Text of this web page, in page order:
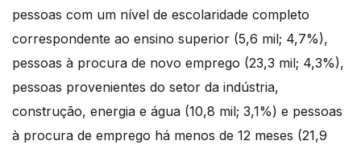
pessoas com um nível de escolaridade completo
correspondente ao ensino superior (5,6 mil; 4,7%),
pessoas à procura de novo emprego (23,3 mil; 4,3%),
pessoas provenientes do setor da indústria,
construção, energia e água (10,8 mil; 3,1%) e pessoas
à procura de emprego há menos de 12 meses (21,9